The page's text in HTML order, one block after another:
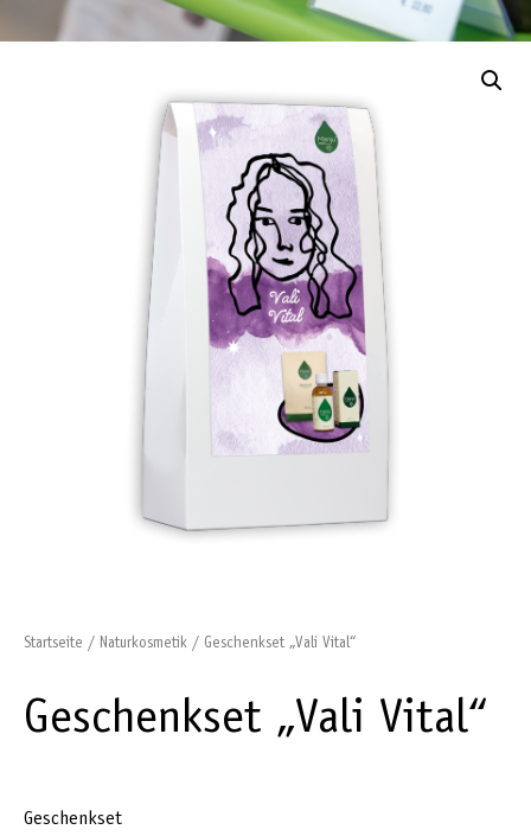
Startseite / Naturkosmetik / Geschenkset „Vali Vital“
Geschenkset „Vali Vital“
Geschenkset